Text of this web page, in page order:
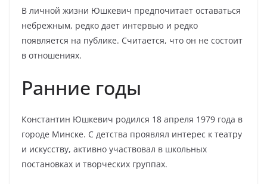
В личной жизни Юшкевич предпочитает оставаться
небрежным, редко дает интервью и редко
появляется на публике. Считается, что он не состоит
в отношениях.
Ранние годы
Константин Юшкевич родился 18 апреля 1979 года в
городе Минске. С детства проявлял интерес к театру
и искусству, активно участвовал в школьных
постановках и творческих группах.